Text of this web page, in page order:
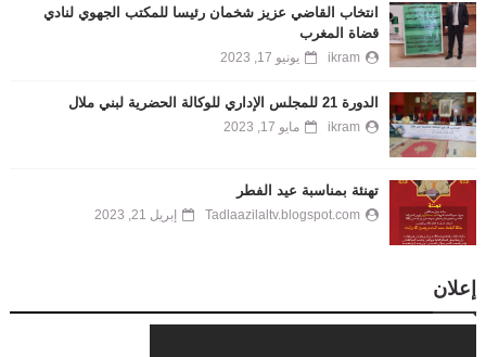
انتخاب القاضي عزيز شخمان رئيسا للمكتب الجهوي لنادي
قضاة المغرب
ikram يونيو 17, 2023
الدورة 21 للمجلس الإداري للوكالة الحضرية لبني ملال
ikram مايو 17, 2023
تهنئة بمناسبة عيد الفطر
Tadlaazilaltv.blogspot.com إبريل 21, 2023
إعلان